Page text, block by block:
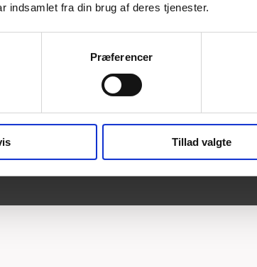
indsamlet fra din brug af deres tjenester.
Præferencer
Tillad valgte